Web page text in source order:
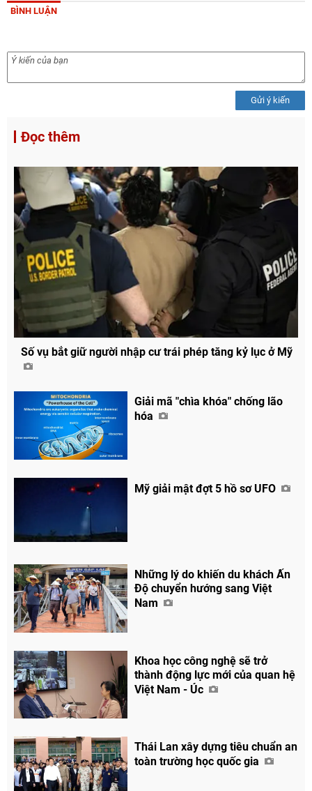
BÌNH LUẬN
Gửi ý kiến
Đọc thêm
Số vụ bắt giữ người nhập cư trái phép tăng kỷ lục ở Mỹ
Giải mã "chìa khóa" chống lão
hóa
Mỹ giải mật đợt 5 hồ sơ UFO
Những lý do khiến du khách Ấn
Độ chuyển hướng sang Việt
Nam
Khoa học công nghệ sẽ trở
thành động lực mới của quan hệ
Việt Nam - Úc
Thái Lan xây dựng tiêu chuẩn an
toàn trường học quốc gia